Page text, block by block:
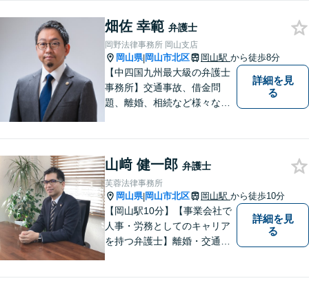
んなささいなことでも構いま
せん。お気軽にご相談くださ
い。【土曜日も受付可能】
【専用駐車場あり】
畑佐 幸範 弁護士
岡野法律事務所 岡山支店
岡山県|岡山市北区 岡山駅 から徒歩8分
【中四国九州最大級の弁護士
事務所】交通事故、借金問
題、離婚、相続など様々な問
い！
詳細を見
る
山﨑 健一郎 弁護士
芙蓉法律事務所
岡山県|岡山市北区 岡山駅 から徒歩10分
【岡山駅10分】【事業会社で
人事・労務としてのキャリア
を持つ弁護士】離婚・交通事
詳細を見
る